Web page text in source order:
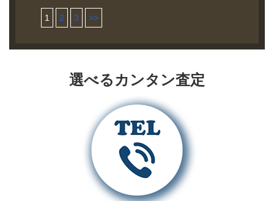
ストRockin
Jelly Bean氏
ディテールが
した。 ブラン
ド DryBones
モデル Denim
わせくださ
い。 状態 美品
DP-562W Jean
Denim Pants
買取相場 お問
い合わせくだ
さい。 状態 美
品 生地はオリ
ジナルの
13.5ozセルビ
ッチデニムを
使用。スタイ
さい。 状態 美
材で通気性が
良く、夏場で
です。デザイ
ンは1940～50
年代のヴィン
テージハット
をモチーフに
しており、ほ
ぼ垂直のクラ
1 2 3 >>
選べるカンタン査定